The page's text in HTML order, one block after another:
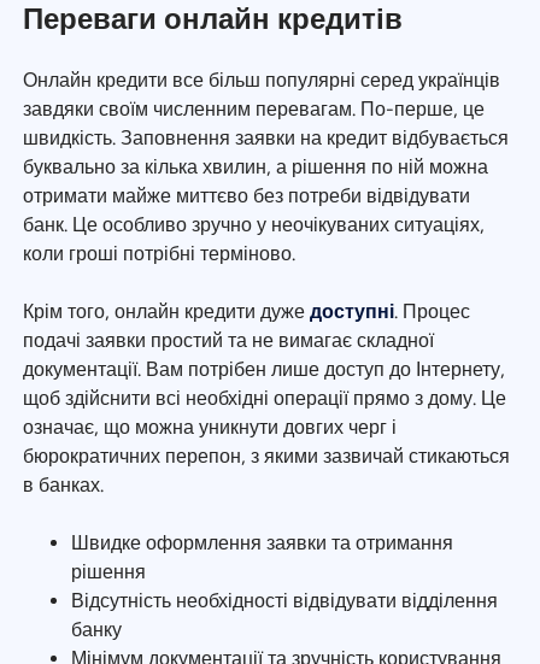
Переваги онлайн кредитів
Онлайн кредити все більш популярні серед українців
завдяки своїм численним перевагам. По-перше, це
швидкість. Заповнення заявки на кредит відбувається
буквально за кілька хвилин, а рішення по ній можна
отримати майже миттєво без потреби відвідувати
банк. Це особливо зручно у неочікуваних ситуаціях,
коли гроші потрібні терміново.
Крім того, онлайн кредити дужедоступні. Процес
подачі заявки простий та не вимагає складної
документації. Вам потрібен лише доступ до Інтернету,
щоб здійснити всі необхідні операції прямо з дому. Це
означає, що можна уникнути довгих черг і
бюрократичних перепон, з якими зазвичай стикаються
в банках.
Швидке оформлення заявки та отримання
рішення
Відсутність необхідності відвідувати відділення
банку
Мінімум документації та зручність користування